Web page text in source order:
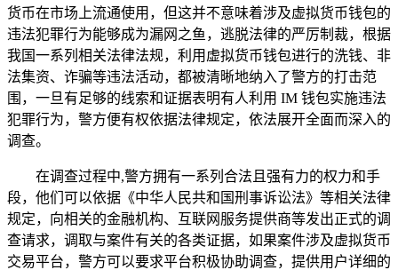
货币在市场上流通使用，但这并不意味着涉及虚拟货币钱包的
违法犯罪行为能够成为漏网之鱼，逃脱法律的严厉制裁，根据
我国一系列相关法律法规，利用虚拟货币钱包进行的洗钱、非
法集资、诈骗等违法活动，都被清晰地纳入了警方的打击范
围，一旦有足够的线索和证据表明有人利用 IM 钱包实施违法
犯罪行为，警方便有权依据法律规定，依法展开全面而深入的
调查。
在调查过程中,警方拥有一系列合法且强有力的权力和手
段，他们可以依据《中华人民共和国刑事诉讼法》等相关法律
规定，向相关的金融机构、互联网服务提供商等发出正式的调
查请求，调取与案件有关的各类证据，如果案件涉及虚拟货币
交易平台，警方可以要求平台积极协助调查，提供用户详细的